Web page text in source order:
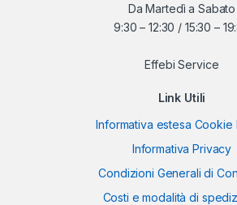
Da Martedì a Sabato
9:30 – 12:30 / 15:30 –
Effebi Service
Link Utili
Informativa estesa Cookie
Informativa Privacy
Condizioni Generali di
Costi e modalità di